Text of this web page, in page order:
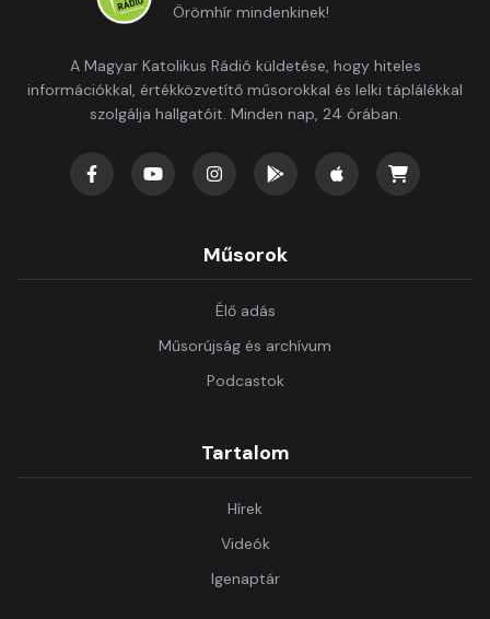
Örömhír mindenkinek!
A Magyar Katolikus Rádió küldetése, hogy hiteles
információkkal, értékközvetítő műsorokkal és lelki táplálékkal
szolgálja hallgatóit. Minden nap, 24 órában.
Műsorok
Élő adás
Műsorújság és archívum
Podcastok
Tartalom
Hírek
Videók
Igenaptár